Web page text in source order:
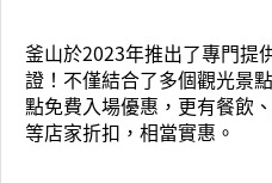
釜山於2023年推出了專門提
證！不僅結合了多個觀光景
點免費入場優惠，更有餐飲
等店家折扣，相當實惠。